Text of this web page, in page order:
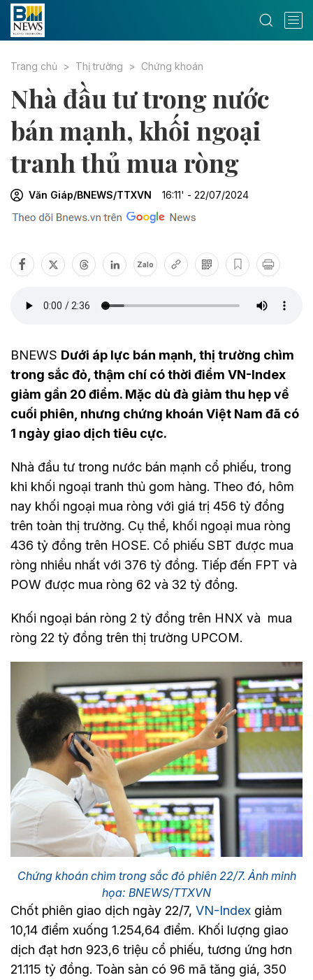
Trang chủ Thị trường Chứng khoán
Nhà đầu tư trong nước
bán mạnh, khối ngoại
tranh thủ mua ròng
Văn Giáp/BNEWS/TTXVN 16:11' - 22/07/2024
Zalo
BNEWS Dưới áp lực bán mạnh, thị trường chìm
trong sắc đỏ, thậm chí có thời điểm VN-Index
giảm gần 20 điểm. Mặc dù đà giảm thu hẹp về
cuối phiên, nhưng chứng khoán Việt Nam đã có
1 ngày giao dịch tiêu cực.
Nhà đầu tư trong nước bán mạnh cổ phiếu, trong
khi khối ngoại tranh thủ gom hàng. Theo đó, hôm
nay khối ngoại mua ròng với giá trị 456 tỷ đồng
trên toàn thị trường. Cụ thể, khối ngoại mua ròng
436 tỷ đồng trên HOSE. Cổ phiếu SBT được mua
ròng nhiều nhất với 376 tỷ đồng. Tiếp đến FPT và
POW được mua ròng 62 và 32 tỷ đồng.
Khối ngoại bán ròng 2 tỷ đồng trên HNX và mua
ròng 22 tỷ đồng trên thị trường UPCOM.
Chứng khoán chìm trong sắc đỏ phiên 22/7. Ảnh minh
họa: BNEWS/TTXVN
Chốt phiên giao dịch ngày 22/7, VN-Index giảm
10,14 điểm xuống 1.254,64 điểm. Khối lượng giao
dịch đạt hơn 923,6 triệu cổ phiếu, tương ứng hơn
21.115 tỷ đồng. Toàn sàn có 96 mã tăng giá, 350